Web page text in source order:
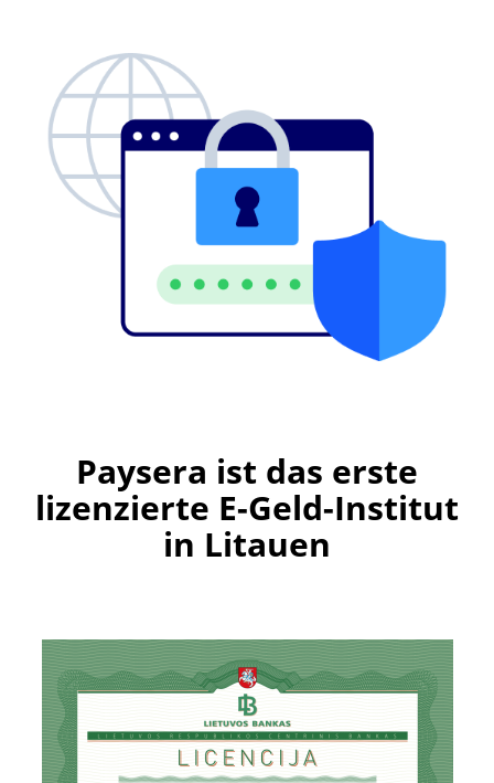
Paysera ist das erste
lizenzierte E-Geld-Institut
in Litauen